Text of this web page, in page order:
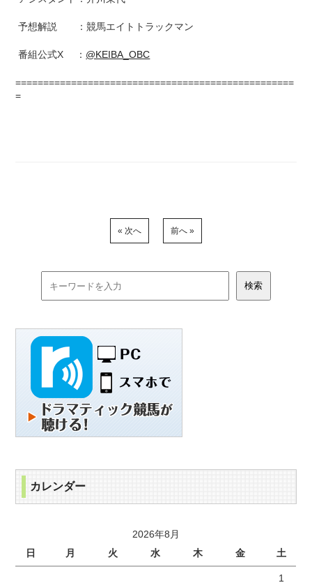
予想解説 ：競馬エイトトラックマン
番組公式X ： @KEIBA_OBC
==================================================
=
« 次へ 前へ »
カレンダー
2026年8月
日
月 火 水 木 金 土
1